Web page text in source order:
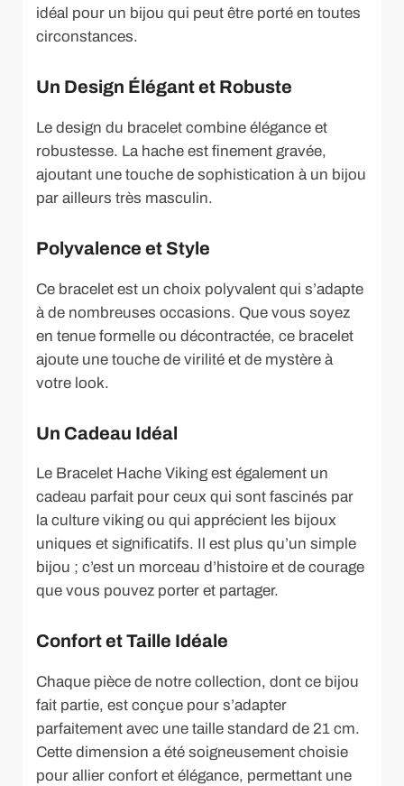
idéal pour un bijou qui peut être porté en toutes
circonstances.
Un Design Élégant et Robuste
Le design du bracelet combine élégance et
robustesse. La hache est finement gravée,
ajoutant une touche de sophistication à un bijou
par ailleurs très masculin.
Polyvalence et Style
Ce bracelet est un choix polyvalent qui s’adapte
à de nombreuses occasions. Que vous soyez
en tenue formelle ou décontractée, ce bracelet
ajoute une touche de virilité et de mystère à
votre look.
Un Cadeau Idéal
Le Bracelet Hache Viking est également un
cadeau parfait pour ceux qui sont fascinés par
la culture viking ou qui apprécient les bijoux
uniques et significatifs. Il est plus qu’un simple
bijou ; c’est un morceau d’histoire et de courage
que vous pouvez porter et partager.
Confort et Taille Idéale
Chaque pièce de notre collection, dont ce bijou
fait partie, est conçue pour s’adapter
parfaitement avec une taille standard de 21 cm.
Cette dimension a été soigneusement choisie
pour allier confort et élégance, permettant une